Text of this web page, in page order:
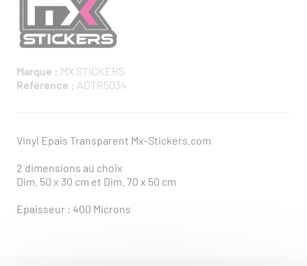
Marque : MX STICKERS
Référence : ADTR5034
Vinyl Epais Transparent Mx-Stickers.com
2 dimensions au choix
Dim. 50 x 30 cm et Dim. 70 x 50 cm
Epaisseur : 400 Microns